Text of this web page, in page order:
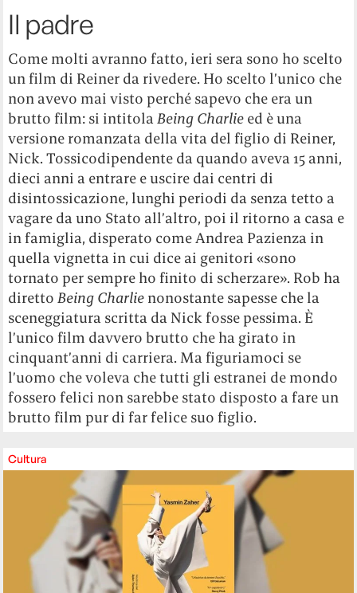
Il padre
Come molti avranno fatto, ieri sera sono ho scelto
un film di Reiner da rivedere. Ho scelto l’unico che
non avevo mai visto perché sapevo che era un
brutto film: si intitolaBeing Charlie ed è una
versione romanzata della vita del figlio di Reiner,
Nick. Tossicodipendente da quando aveva 15 anni,
dieci anni a entrare e uscire dai centri di
disintossicazione, lunghi periodi da senza tetto a
vagare da uno Stato all’altro, poi il ritorno a casa e
in famiglia, disperato come Andrea Pazienza in
quella vignetta in cui dice ai genitori «sono
tornato per sempre ho finito di scherzare». Rob ha
direttoBeing Charlie nonostante sapesse che la
sceneggiatura scritta da Nick fosse pessima. È
l’unico film davvero brutto che ha girato in
cinquant’anni di carriera. Ma figuriamoci se
l’uomo che voleva che tutti gli estranei de mondo
fossero felici non sarebbe stato disposto a fare un
brutto film pur di far felice suo figlio.
Cultura